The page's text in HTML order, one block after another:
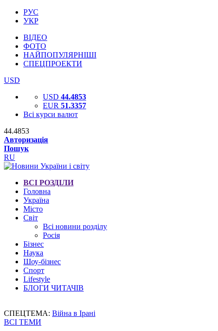
РУС
УКР
ВІДЕО
ФОТО
НАЙПОПУЛЯРНІШІ
СПЕЦПРОЕКТИ
USD
USD 44.4853
EUR 51.3357
Всі курси валют
44.4853
Авторизація
Пошук
RU
ВСІ РОЗДІЛИ
Головна
Україна
Місто
Світ
Всі новини розділу
Росія
Бізнес
Наука
Шоу-бізнес
Спорт
Lifestyle
БЛОГИ ЧИТАЧІВ
СПЕЦТЕМА: Війна в Ірані
ВСІ ТЕМИ